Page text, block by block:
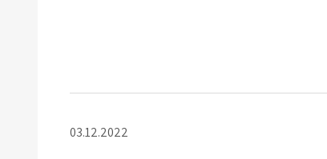
03.12.2022